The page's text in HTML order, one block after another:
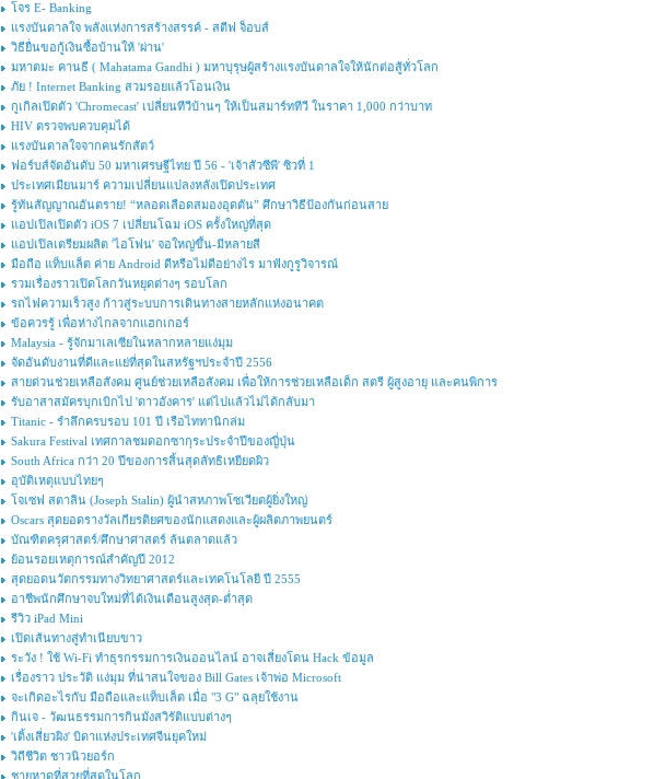
โจร E- Banking
แรงบันดาลใจ พลังแห่งการสร้างสรรค์ - สตีฟ จ็อบส์
วิธียื่นขอกู้เงินซื้อบ้านให้ 'ผ่าน'
มหาตมะ คานธี ( Mahatama Gandhi ) มหาบุรุษผู้สร้างแรงบันดาลใจให้นักต่อสู้ทั่วโลก
ภัย ! Internet Banking สวมรอยแล้วโอนเงิน
กูเกิลเปิดตัว 'Chromecast' เปลี่ยนทีวีบ้านๆ ให้เป็นสมาร์ททีวี ในราคา 1,000 กว่าบาท
HIV ตรวจพบควบคุมได้
แรงบันดาลใจจากคนรักสัตว์
ฟอร์บส์จัดอันดับ 50 มหาเศรษฐีไทย ปี 56 - 'เจ้าสัวซีพี' ซิวที่ 1
ประเทศเมียนมาร์ ความเปลี่ยนแปลงหลังเปิดประเทศ
รู้ทันสัญญาณอันตราย! “หลอดเลือดสมองอุดตัน” ศึกษาวิธีป้องกันก่อนสาย
แอปเปิลเปิดตัว iOS 7 เปลี่ยนโฉม iOS ครั้งใหญ่ที่สุด
แอปเปิลเตรียมผลิต 'ไอโฟน' จอใหญ่ขึ้น-มีหลายสี
มือถือ แท็บแล็ต ค่าย Android ดีหรือไม่ดีอย่างไร มาฟังกูรูวิจารณ์
รวมเรื่องราวเปิดโลกวันหยุดต่างๆ รอบโลก
รถไฟความเร็วสูง ก้าวสู่ระบบการเดินทางสายหลักแห่งอนาคต
ข้อควรรู้ เพื่อห่างไกลจากแฮกเกอร์
Malaysia - รู้จักมาเลเซียในหลากหลายแง่มุม
จัดอันดับงานที่ดีและแย่ที่สุดในสหรัฐฯประจำปี 2556
สายด่วนช่วยเหลือสังคม ศูนย์ช่วยเหลือสังคม เพื่อให้การช่วยเหลือเด็ก สตรี ผู้สูงอายุ และคนพิการ
รับอาสาสมัครบุกเบิกไป 'ดาวอังคาร' แต่ไปแล้วไม่ได้กลับมา
Titanic - รำลึกครบรอบ 101 ปี เรือไททานิกล่ม
Sakura Festival เทศกาลชมดอกซากุระประจำปีของญี่ปุ่น
South Africa กว่า 20 ปีของการสิ้นสุดลัทธิเหยียดผิว
อุบัติเหตุแบบไทยๆ
โจเซฟ สตาลิน (Joseph Stalin) ผู้นำสหภาพโซเวียตผู้ยิ่งใหญ่
Oscars สุดยอดรางวัลเกียรติยศของนักแสดงและผู้ผลิตภาพยนตร์
บัณฑิตครุศาสตร์/ศึกษาศาสตร์ ล้นตลาดแล้ว
ย้อนรอยเหตุการณ์สำคัญปี 2012
สุดยอดนวัตกรรมทางวิทยาศาสตร์และเทคโนโลยี ปี 2555
อาชีพนักศึกษาจบใหม่ที่ได้เงินเดือนสูงสุด-ต่ำสุด
รีวิว iPad Mini
เปิดเส้นทางสู่ทำเนียบขาว
ระวัง ! ใช้ Wi-Fi ทำธุรกรรมการเงินออนไลน์ อาจเสี่ยงโดน Hack ข้อมูล
เรื่องราว ประวัติ แง่มุม ที่น่าสนใจของ Bill Gates เจ้าพ่อ Microsoft
จะเกิดอะไรกับ มือถือและแท็บเล็ต เมื่อ "3 G" ฉลุยใช้งาน
กินเจ - วัฒนธรรมการกินมังสวิรัติแบบต่างๆ
'เติ้งเสี่ยวผิง' บิดาแห่งประเทศจีนยุคใหม่
วิถีชีวิต ชาวนิวยอร์ก
ชายหาดที่สวยที่สุดในโลก